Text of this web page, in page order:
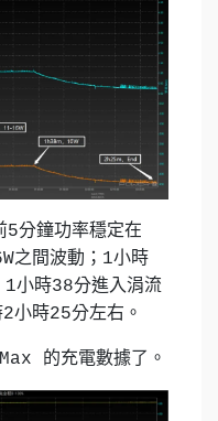
5分鐘功率穩定在
之間波動；1小時
1小時38分進入涓流
小時25分左右。
的充電數據了。